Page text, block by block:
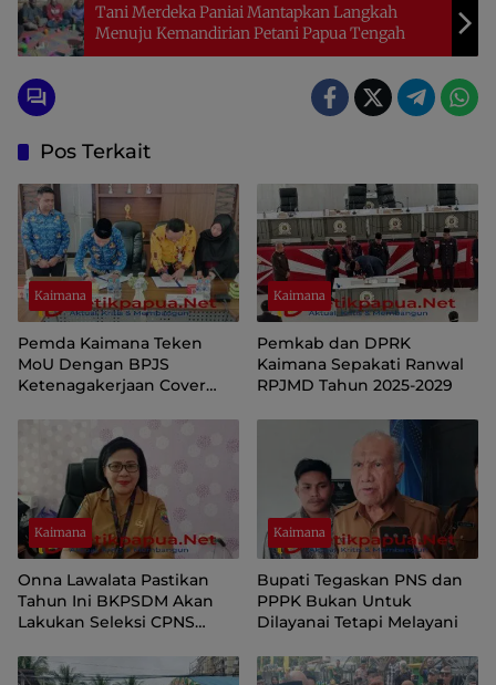
Tani Merdeka Paniai Mantapkan Langkah
Menuju Kemandirian Petani Papua Tengah
Pos Terkait
Kaimana
Pemda Kaimana Teken
MoU Dengan BPJS
Ketenagakerjaan Cover
Kaimana
Pemkab dan DPRK
Kaimana Sepakati Ranwal
RPJMD Tahun 2025-2029
Kaimana
Onna Lawalata Pastikan
Tahun Ini BKPSDM Akan
Lakukan Seleksi CPNS
Kaimana
Bupati Tegaskan PNS dan
PPPK Bukan Untuk
Dilayanai Tetapi Melayani